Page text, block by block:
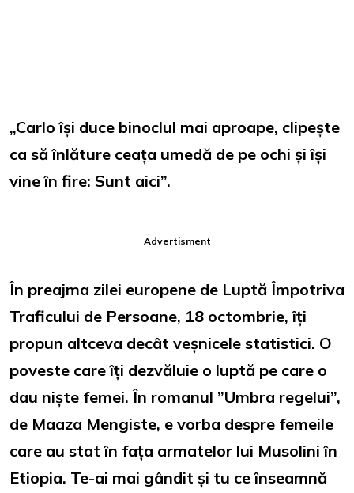
„Carlo își duce binoclul mai aproape, clipește
ca să înlăture ceața umedă de pe ochi și își
vine în fire: Sunt aici”.
Advertisment
În preajma zilei europene de Luptă Împotriva
Traficului de Persoane, 18 octombrie, îți
propun altceva decât veșnicele statistici. O
poveste care îți dezvăluie o luptă pe care o
dau niște femei. În romanul ”Umbra regelui”,
de Maaza Mengiste, e vorba despre femeile
care au stat în fața armatelor lui Musolini în
Etiopia. Te-ai mai gândit și tu ce înseamnă